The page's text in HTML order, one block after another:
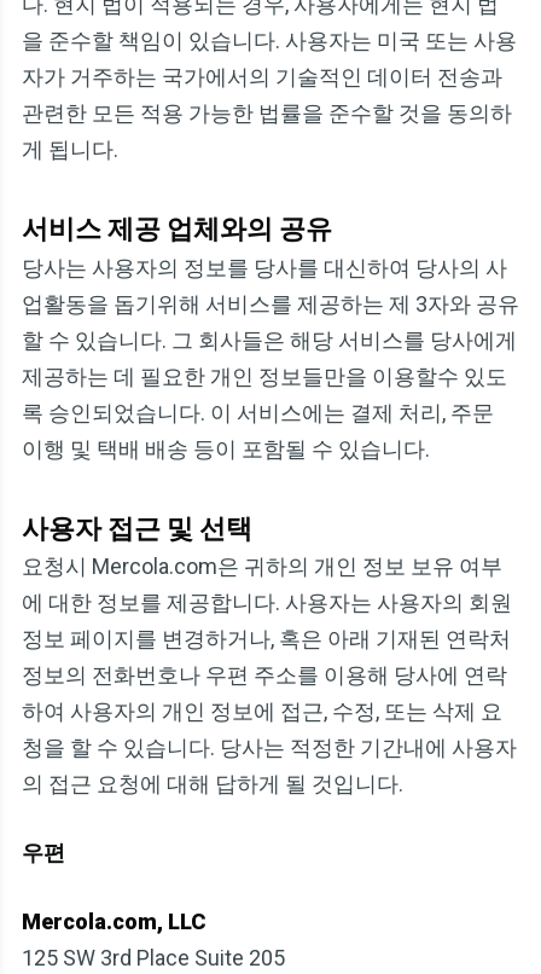
을 준수할 책임이 있습니다. 사용자는 미국 또는 사용
자가 거주하는 국가에서의 기술적인 데이터 전송과
관련한 모든 적용 가능한 법률을 준수할 것을 동의하
게 됩니다.
서비스 제공 업체와의 공유
당사는 사용자의 정보를 당사를 대신하여 당사의 사
업활동을 돕기위해 서비스를 제공하는 제 3자와 공유
할 수 있습니다. 그 회사들은 해당 서비스를 당사에게
제공하는 데 필요한 개인 정보들만을 이용할수 있도
록 승인되었습니다. 이 서비스에는 결제 처리, 주문
이행 및 택배 배송 등이 포함될 수 있습니다.
사용자 접근 및 선택
요청시 Mercola.com은 귀하의 개인 정보 보유 여부
에 대한 정보를 제공합니다. 사용자는 사용자의 회원
정보 페이지를 변경하거나, 혹은 아래 기재된 연락처
정보의 전화번호나 우편 주소를 이용해 당사에 연락
하여 사용자의 개인 정보에 접근, 수정, 또는 삭제 요
청을 할 수 있습니다. 당사는 적정한 기간내에 사용자
의 접근 요청에 대해 답하게 될 것입니다.
우편
Mercola.com, LLC
125 SW 3rd Place Suite 205